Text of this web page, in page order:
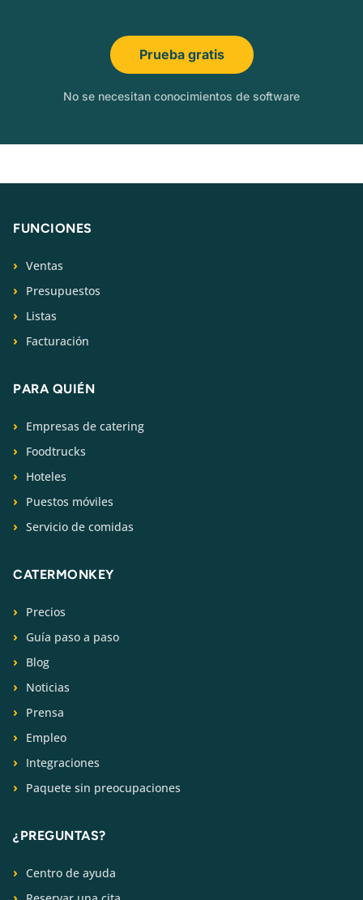
Prueba gratis
No se necesitan conocimientos de software
FUNCIONES
Ventas
Presupuestos
Listas
Facturación
PARA QUIÉN
Empresas de catering
Foodtrucks
Hoteles
Puestos móviles
Servicio de comidas
CATERMONKEY
Precios
Guía paso a paso
Blog
Noticias
Prensa
Empleo
Integraciones
Paquete sin preocupaciones
¿PREGUNTAS?
Centro de ayuda